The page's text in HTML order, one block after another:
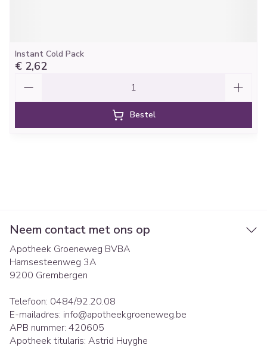
Instant Cold Pack
€ 2,62
Bestel
Neem contact met ons op
Apotheek Groeneweg BVBA
Hamsesteenweg 3A
9200 Grembergen
Telefoon: 0484/92.20.08
E-mailadres: info@apotheekgroeneweg.be
APB nummer: 420605
Apotheek titularis: Astrid Huyghe